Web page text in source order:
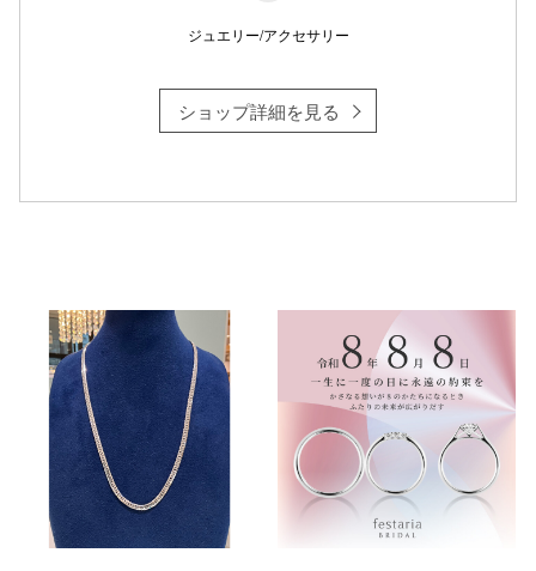
ジュエリー/アクセサリー
ショップ詳細を見る